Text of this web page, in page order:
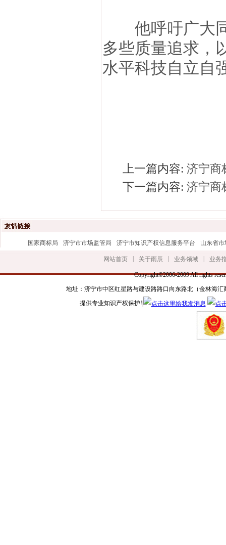
他呼吁广大同
多些质量追求，
水平科技自立自
上一篇内容: 济宁商
下一篇内容: 济宁商
国家商标局 济宁市市场监管局 济宁市知识产权信息服务平台 山东省
网站首页 关于雨辰 业务领域 业务
Copyright©2006-2009 All rights
地址：济宁市中区红星路与建设路路口向东路北（金林海汇
提供专业知识产权保护!|